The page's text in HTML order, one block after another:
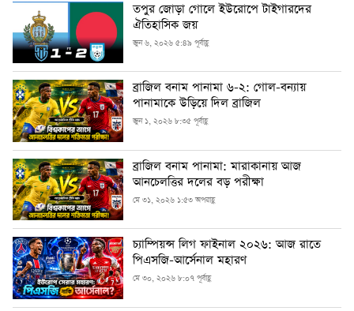
তপুর জোড়া গোলে ইউরোপে টাইগারদের
ঐতিহাসিক জয়
জুন ৬, ২০২৬ ৫:৪৯ পূর্বাহ্ণ
ব্রাজিল বনাম পানামা ৬-২: গোল-বন্যায়
পানামাকে উড়িয়ে দিল ব্রাজিল
জুন ১, ২০২৬ ৮:৩৫ পূর্বাহ্ণ
ব্রাজিল বনাম পানামা: মারাকানায় আজ
আনচেলত্তির দলের বড় পরীক্ষা
মে ৩১, ২০২৬ ১:৫৩ অপরাহ্ণ
চ্যাম্পিয়ন্স লিগ ফাইনাল ২০২৬: আজ রাতে
পিএসজি-আর্সেনাল মহারণ
মে ৩০, ২০২৬ ৮:০৭ পূর্বাহ্ণ